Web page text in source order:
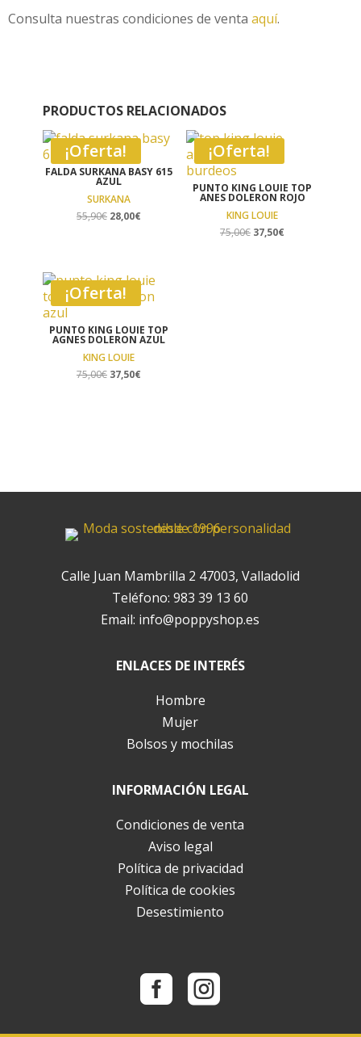
Consulta nuestras condiciones de venta aquí.
PRODUCTOS RELACIONADOS
¡Oferta!
FALDA SURKANA BASY 615
AZUL
SURKANA
55,90€ El
55,90€.
28,00€El
28,00€.
¡Oferta!
PUNTO KING LOUIE TOP
ANES DOLERON ROJO
KING LOUIE
75,00€ El
37,50€
¡Oferta!
PUNTO KING LOUIE TOP
AGNES DOLERON AZUL
KING LOUIE
75,00€ El
37,50€El
Calle Juan Mambrilla 2 47003, Valladolid
Teléfono:983 39 13 60
Email: info@poppyshop.es
ENLACES DE INTERÉS
Hombre
Mujer
Bolsos y mochilas
INFORMACIÓN LEGAL
Condiciones de venta
Aviso legal
Política de privacidad
Política de cookies
Desestimiento
 